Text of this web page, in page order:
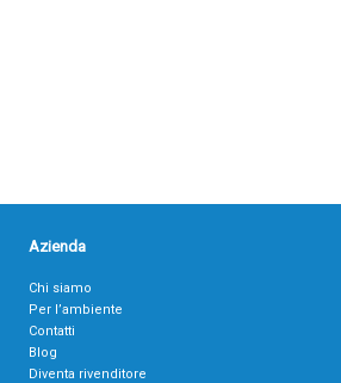
Azienda
Chi siamo
Per l’ambiente
Contatti
Blog
Diventa rivenditore